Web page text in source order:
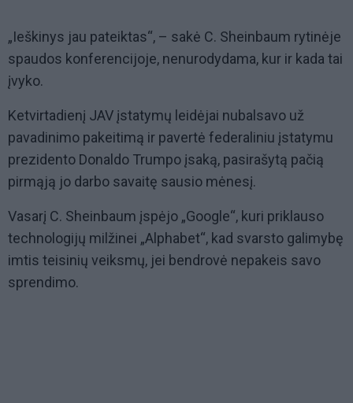
„Ieškinys jau pateiktas“, – sakė C. Sheinbaum rytinėje
spaudos konferencijoje, nenurodydama, kur ir kada tai
įvyko.
Ketvirtadienį JAV įstatymų leidėjai nubalsavo už
pavadinimo pakeitimą ir pavertė federaliniu įstatymu
prezidento Donaldo Trumpo įsaką, pasirašytą pačią
pirmąją jo darbo savaitę sausio mėnesį.
Vasarį C. Sheinbaum įspėjo „Google“, kuri priklauso
technologijų milžinei „Alphabet“, kad svarsto galimybę
imtis teisinių veiksmų, jei bendrovė nepakeis savo
sprendimo.